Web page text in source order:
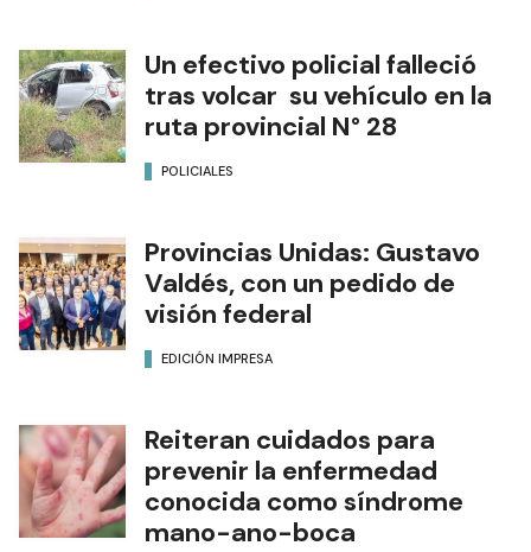
Un efectivo policial falleció
tras volcar su vehículo en la
ruta provincial N° 28
POLICIALES
Provincias Unidas: Gustavo
Valdés, con un pedido de
visión federal
EDICIÓN IMPRESA
Reiteran cuidados para
prevenir la enfermedad
conocida como síndrome
mano-ano-boca